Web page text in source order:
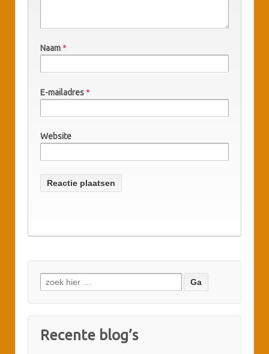
Naam*
E-mailadres*
Website
Zoeken
naar:
Recente blog’s